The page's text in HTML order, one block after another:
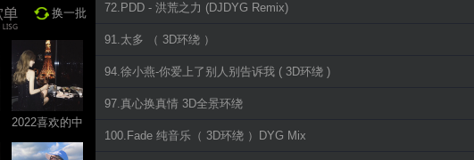
换一批
2022喜欢的中
文DJ舞曲
72.PDD - 洪荒之力 (DJDYG Remix)
91.太多 （ 3D环绕 ）
94.徐小燕-你爱上了别人别告诉我 ( 3D环绕 )
97.真心换真情 3D全景环绕
100.Fade 纯音乐（ 3D环绕 ）DYG Mix